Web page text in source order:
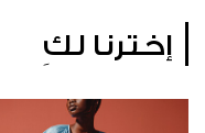
إخترنا لكِ